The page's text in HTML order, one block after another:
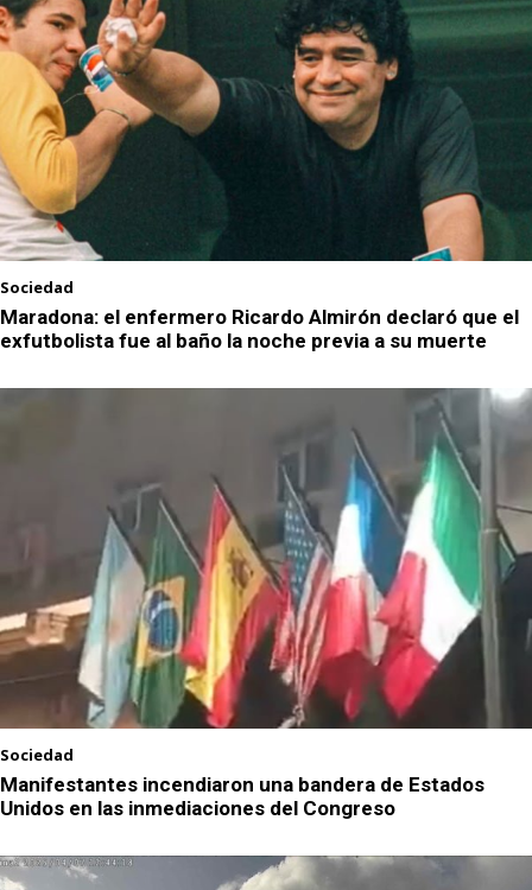
Sociedad
Maradona: el enfermero Ricardo Almirón declaró que el
exfutbolista fue al baño la noche previa a su muerte
Sociedad
Manifestantes incendiaron una bandera de Estados
Unidos en las inmediaciones del Congreso